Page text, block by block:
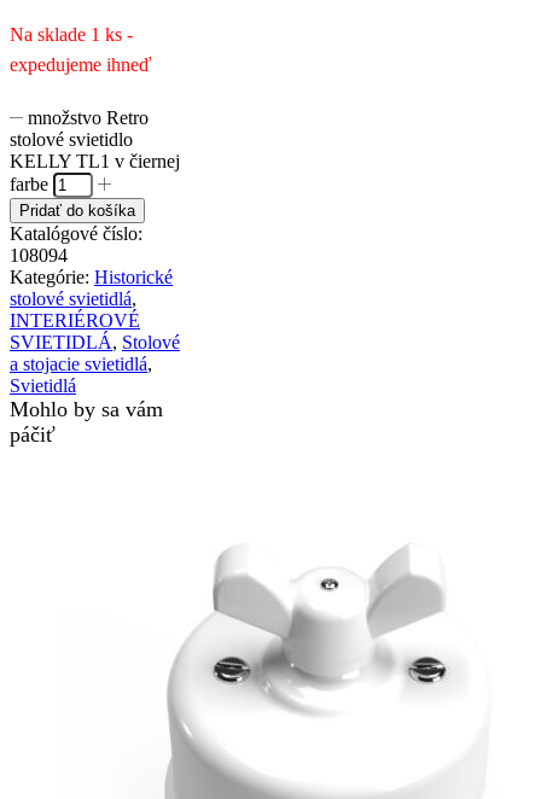
Na sklade 1 ks -
expedujeme ihneď
množstvo Retro
stolové svietidlo
KELLY TL1 v čiernej
farbe
Pridať do košíka
Katalógové číslo:
108094
Kategórie: Historické
stolové svietidlá,
INTERIÉROVÉ
SVIETIDLÁ, Stolové
a stojacie svietidlá,
Svietidlá
Mohlo by sa vám
páčiť